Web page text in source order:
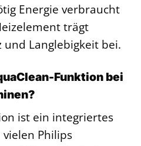
Energie verbraucht
trägt
Langlebigkeit bei.
Funktion bei
ist ein integriertes
Philips